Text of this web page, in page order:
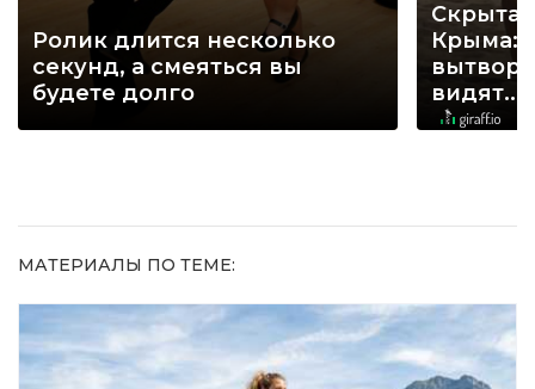
Ролик длится несколько
секунд, а смеяться вы
будете долго
Крыма:
видят...
МАТЕРИАЛЫ ПО ТЕМЕ: